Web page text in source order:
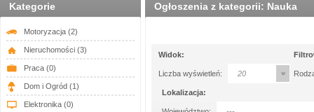
Kategorie
Motoryzacja (2)
Nieruchomości (3)
Praca (0)
Dom i Ogród (1)
Elektronika (0)
Ogłoszenia z kategorii: Nauka
Widok:
Liczba wyświetleń: 20
Lokalizacja: